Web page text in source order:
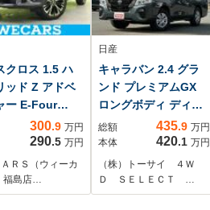
クロス 1.5 ハ
ッド Z アドベ
ー E-Four
ィスプレイオ
オ+ナビ8イン
タセーフティ
/シートヒータ
ラミックビュ
300.9 万円
290.5 万円
ＲＳ（ウィーカ
福島店…
日産
キャラバン 2.4 グラ
ンド プレミアムGX
ロングボディ ディー
ゼルターボ 4WD 電動
スライドドア ディス
プレイオーディオ 全
周囲カメラ インテリ
ジェントエマージェ
総額 435.9 万円
本体
420.1 万円
（株）トーサイ ４Ｗ
Ｄ ＳＥＬＥＣＴ …